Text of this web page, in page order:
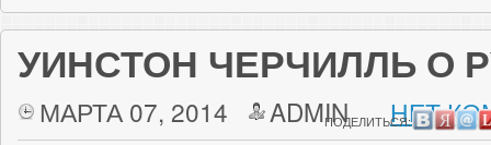
УИНСТОН ЧЕРЧИЛЛЬ О
МАРТА 07, 2014 ADMIN НЕТ
ПОДЕЛИТЬСЯ: